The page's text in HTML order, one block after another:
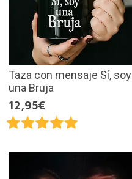
Taza con mensaje Sí, soy
una Bruja
12,95€